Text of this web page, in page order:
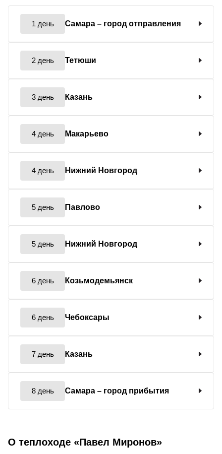
1 день Самара – город отправления
2 день Тетюши
3 день Казань
4 день Макарьево
4 день Нижний Новгород
5 день Павлово
5 день Нижний Новгород
6 день Козьмодемьянск
6 день Чебоксары
7 день Казань
8 день Самара – город прибытия
О теплоходе «Павел Миронов»